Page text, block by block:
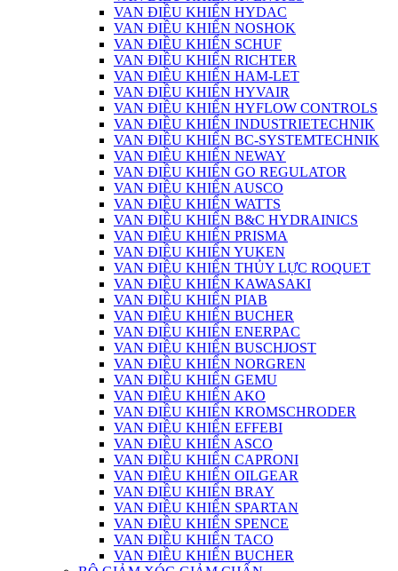
VAN ĐIỀU KHIỂN HYDAC
VAN ĐIỀU KHIỂN NOSHOK
VAN ĐIỀU KHIỂN SCHUF
VAN ĐIỀU KHIỂN RICHTER
VAN ĐIỀU KHIỂN HAM-LET
VAN ĐIỀU KHIỂN HYVAIR
VAN ĐIỀU KHIỂN HYFLOW CONTROLS
VAN ĐIỀU KHIỂN INDUSTRIETECHNIK
VAN ĐIỀU KHIỂN BC-SYSTEMTECHNIK
VAN ĐIỀU KHIỂN NEWAY
VAN ĐIỀU KHIỂN GO REGULATOR
VAN ĐIỀU KHIỂN AUSCO
VAN ĐIỀU KHIỂN WATTS
VAN ĐIỀU KHIỂN B&C HYDRAINICS
VAN ĐIỀU KHIỂN PRISMA
VAN ĐIỀU KHIỂN YUKEN
VAN ĐIỀU KHIỂN THỦY LỰC ROQUET
VAN ĐIỀU KHIỂN KAWASAKI
VAN ĐIỀU KHIỂN PIAB
VAN ĐIỀU KHIỂN BUCHER
VAN ĐIỀU KHIỂN ENERPAC
VAN ĐIỀU KHIỂN BUSCHJOST
VAN ĐIỀU KHIỂN NORGREN
VAN ĐIỀU KHIỂN GEMU
VAN ĐIỀU KHIỂN AKO
VAN ĐIỀU KHIỂN KROMSCHRODER
VAN ĐIỀU KHIỂN EFFEBI
VAN ĐIỀU KHIỂN ASCO
VAN ĐIỀU KHIỂN CAPRONI
VAN ĐIỀU KHIỂN OILGEAR
VAN ĐIỀU KHIỂN BRAY
VAN ĐIỀU KHIỂN SPARTAN
VAN ĐIỀU KHIỂN SPENCE
VAN ĐIỀU KHIỂN TACO
VAN ĐIỀU KHIỂN BUCHER